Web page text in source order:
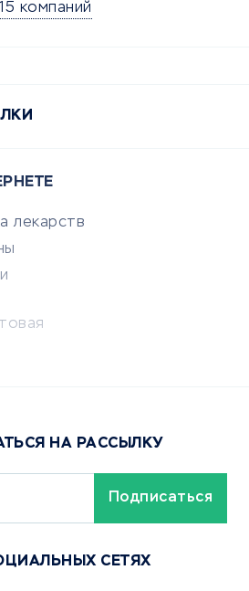
компаний
лекарств
НА РАССЫЛКУ
СЕТЯХ